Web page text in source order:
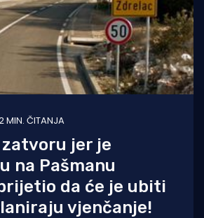
MIN. ČITANJA
jer je
na Pašmanu
da će je ubiti
vjenčanje!